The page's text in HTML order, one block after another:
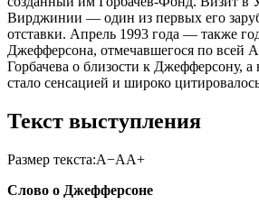
Вирджинии — один из первых его
отставки. Апрель 1993 года — также
Джефферсона, отмечавшегося по всей
Горбачева о близости к Джефферсону,
стало сенсацией и широко
Текст выступления
Размер текста:А−АА+
Слово о Джефферсоне